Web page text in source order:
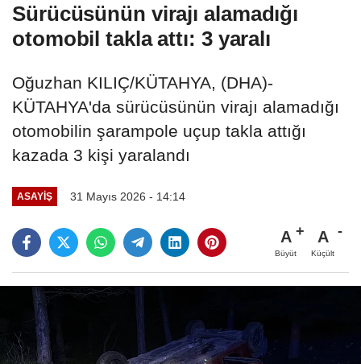
Sürücüsünün virajı alamadığı
otomobil takla attı: 3 yaralı
Oğuzhan KILIÇ/KÜTAHYA, (DHA)-
KÜTAHYA'da sürücüsünün virajı alamadığı
otomobilin şarampole uçup takla attığı
kazada 3 kişi yaralandı
ASAYIŞ 31 Mayıs 2026 - 14:14
A
Büyüt
A
Küçült